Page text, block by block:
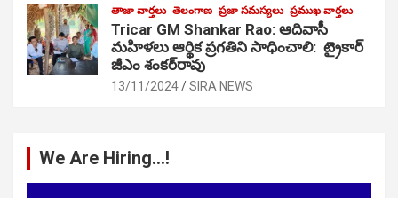
తాజా వార్తలు తెలంగాణ ప్రజా సమస్యలు ప్రముఖ వార్తలు
Tricar GM Shankar Rao: ఆదివాసీ
మహిళలు ఆర్థిక ప్రగతిని సాధించాలి: ట్రైకార్
జీఎం శంకర్‌రావు
13/11/2024 SIRA NEWS
We Are Hiring…!